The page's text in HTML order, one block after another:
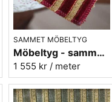
SAMMET MÖBELTYG
Möbeltyg - sammet röd - Noblesse - nr.1
1 555 kr / meter